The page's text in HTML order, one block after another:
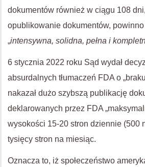
dokumentów również w ciągu 108
opublikowanie dokumentów,
„intensywna, solidna, pełna i
6 stycznia 2022 roku Sąd wydał
absurdalnych tłumaczeń FDA o
nakazał dużo szybszą publikację
deklarowanych przez FDA
wysokości 15-20 stron dziennie (500
tysięcy stron na miesiąc.
Oznacza to, iż społeczeństwo